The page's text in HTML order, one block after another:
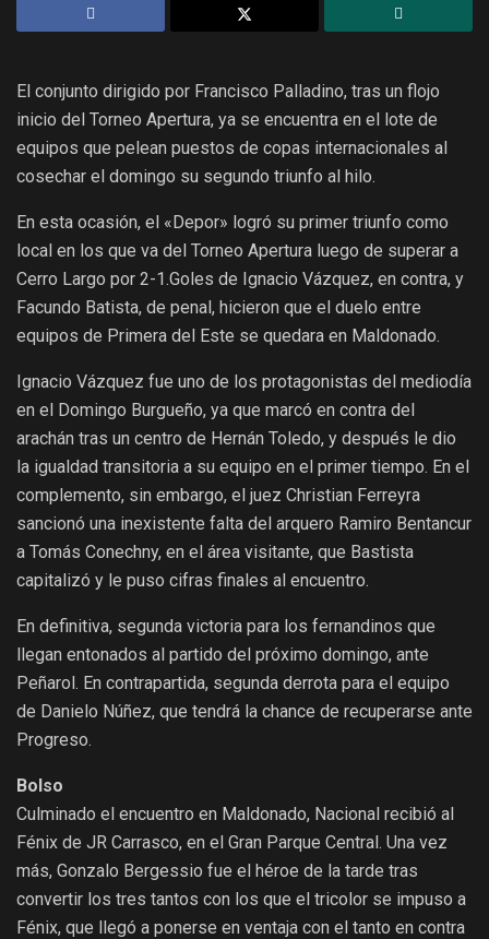
El conjunto dirigido por Francisco Palladino, tras un flojo
inicio del Torneo Apertura, ya se encuentra en el lote de
equipos que pelean puestos de copas internacionales al
cosechar el domingo su segundo triunfo al hilo.
En esta ocasión, el «Depor» logró su primer triunfo como
local en los que va del Torneo Apertura luego de superar a
Cerro Largo por 2-1.Goles de Ignacio Vázquez, en contra, y
Facundo Batista, de penal, hicieron que el duelo entre
equipos de Primera del Este se quedara en Maldonado.
Ignacio Vázquez fue uno de los protagonistas del mediodía
en el Domingo Burgueño, ya que marcó en contra del
arachán tras un centro de Hernán Toledo, y después le dio
la igualdad transitoria a su equipo en el primer tiempo. En el
complemento, sin embargo, el juez Christian Ferreyra
sancionó una inexistente falta del arquero Ramiro Bentancur
a Tomás Conechny, en el área visitante, que Bastista
capitalizó y le puso cifras finales al encuentro.
En definitiva, segunda victoria para los fernandinos que
llegan entonados al partido del próximo domingo, ante
Peñarol. En contrapartida, segunda derrota para el equipo
de Danielo Núñez, que tendrá la chance de recuperarse ante
Progreso.
Bolso
Culminado el encuentro en Maldonado, Nacional recibió al
Fénix de JR Carrasco, en el Gran Parque Central. Una vez
más, Gonzalo Bergessio fue el héroe de la tarde tras
convertir los tres tantos con los que el tricolor se impuso a
Fénix, que llegó a ponerse en ventaja con el tanto en contra